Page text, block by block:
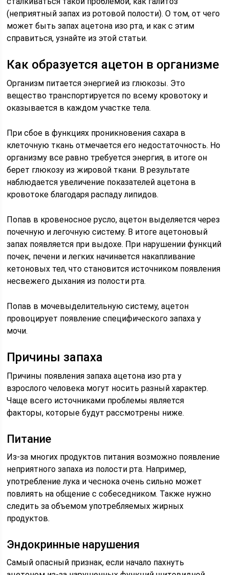
(неприятный запах из ротовой полости). О том, от чего
может быть запах ацетона изо рта, и как с этим
справиться, узнайте из этой статьи.
Как образуется ацетон в организме
Организм питается энергией из глюкозы. Это
вещество транспортируется по всему кровотоку и
оказывается в каждом участке тела.
При сбое в функциях проникновения сахара в
клеточную ткань отмечается его недостаточность. Но
организму все равно требуется энергия, в итоге он
берет глюкозу из жировой ткани. В результате
наблюдается увеличение показателей ацетона в
кровотоке благодаря распаду липидов.
Попав в кровеносное русло, ацетон выделяется через
почечную и легочную систему. В итоге ацетоновый
запах появляется при выдохе. При нарушении функций
почек, печени и легких начинается накапливание
кетоновых тел, что становится источником появления
несвежего дыхания из полости рта.
Попав в мочевыделительную систему, ацетон
провоцирует появление специфического запаха у
мочи.
Причины запаха
Причины появления запаха ацетона изо рта у
взрослого человека могут носить разный характер.
Чаще всего источниками проблемы является
факторы, которые будут рассмотрены ниже.
Питание
Из-за многих продуктов питания возможно появление
неприятного запаха из полости рта. Например,
употребление лука и чеснока очень сильно может
повлиять на общение с собеседником. Также нужно
следить за объемом употребляемых жирных
продуктов.
Эндокринные нарушения
Самый опасный признак, если начало пахнуть